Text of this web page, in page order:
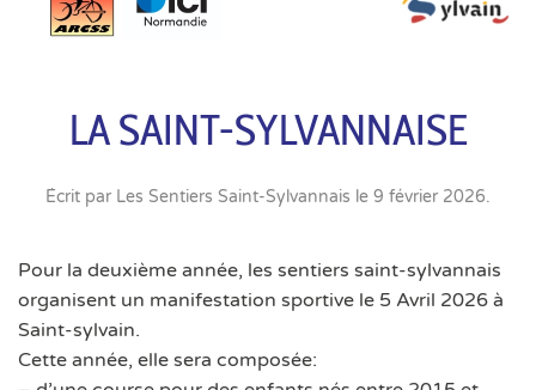
LA SAINT-SYLVANNAISE
Écrit par Les Sentiers Saint-Sylvannais le 9 février 2026.
Pour la deuxième année, les sentiers saint-sylvannais
organisent un manifestation sportive le 5 Avril 2026 à
Saint-sylvain.
Cette année, elle sera composée: